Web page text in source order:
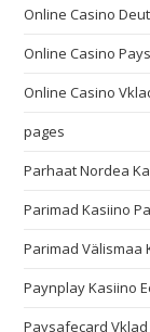
Online Casino
Online Casino
Online Casino
pages
Parhaat Nordea
Parimad Kasiino
Parimad Välismaa
Paynplay Kasiino
Paysafecard Vklad